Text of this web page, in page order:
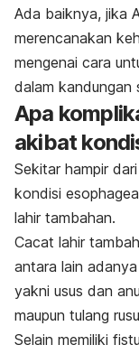
Ada baiknya, jika
merencanakan
mengenai cara
dalam kandungan
Apa
akibat
Sekitar hampir
kondisi
lahir tambahan.
Cacat lahir
antara lain
yakni usus dan
maupun tulang
Selain memiliki